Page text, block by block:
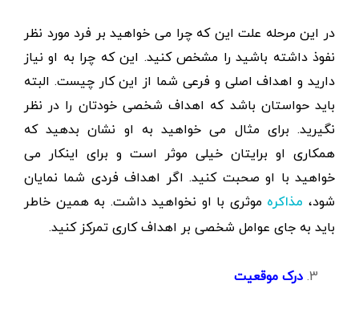
در این مرحله علت این که چرا می خواهید بر فرد مورد نظر
نفوذ داشته باشید را مشخص کنید. این که چرا به او نیاز
دارید و اهداف اصلی و فرعی شما از این کار چیست. البته
باید حواستان باشد که اهداف شخصی خودتان را در نظر
نگیرید. برای مثال می خواهید به او نشان بدهید که
همکاری او برایتان خیلی موثر است و برای اینکار می
خواهید با او صحبت کنید. اگر اهداف فردی شما نمایان
شود، مذاکره موثری با او نخواهید داشت. به همین خاطر
باید به جای عوامل شخصی بر اهداف کاری تمرکز کنید.
درکموقعیت